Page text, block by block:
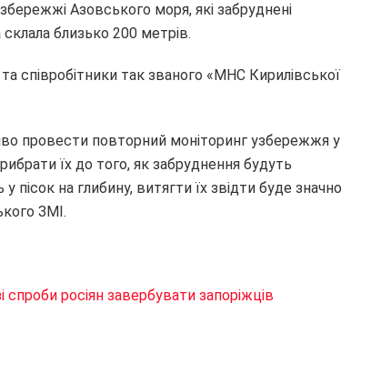
Азовського моря, які забруднені
близько 200 метрів.
співробітники так званого «МНС Кирилівської
провести повторний моніторинг узбережжя у
їх до того, як забруднення будуть
на глибину, витягти їх звідти буде значно
ЗМІ.
росіян завербувати запоріжців